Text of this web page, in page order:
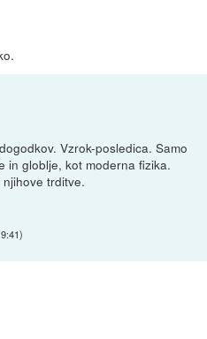
Vzrok-posledica. Samo
in globlje, kot moderna fizika.
trditve.
)